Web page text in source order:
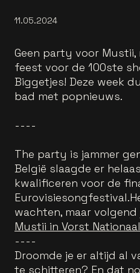
11.05.2024
Geen party voor
feest voor de 100ste
Biggetjes! Deze week
bad met popnieuws.
----
The party is jammer
België slaagde er
kwalificeren voor de
wachten, maar volgend
Mustii in Vorst Nationaal
----
Droomde je er altijd al
te schitteren? En dat